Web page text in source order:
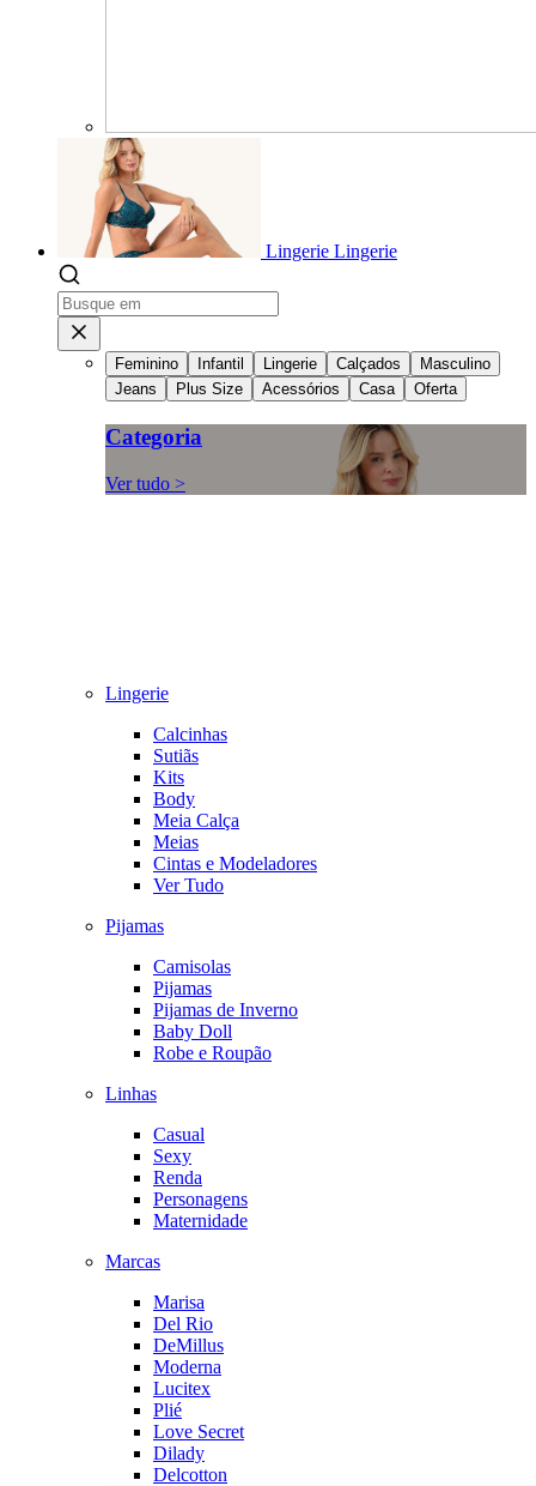
Lingerie Lingerie
Feminino Infantil Lingerie Calçados
Masculino
Jeans
Plus Size Acessórios Casa Oferta
Categoria
Ver tudo >
Lingerie
Calcinhas
Sutiãs
Kits
Body
Meia Calça
Meias
Cintas e Modeladores
Ver Tudo
Pijamas
Camisolas
Pijamas
Pijamas de Inverno
Baby Doll
Robe e Roupão
Linhas
Casual
Sexy
Renda
Personagens
Maternidade
Marcas
Marisa
Del Rio
DeMillus
Moderna
Lucitex
Plié
Love Secret
Dilady
Delcotton